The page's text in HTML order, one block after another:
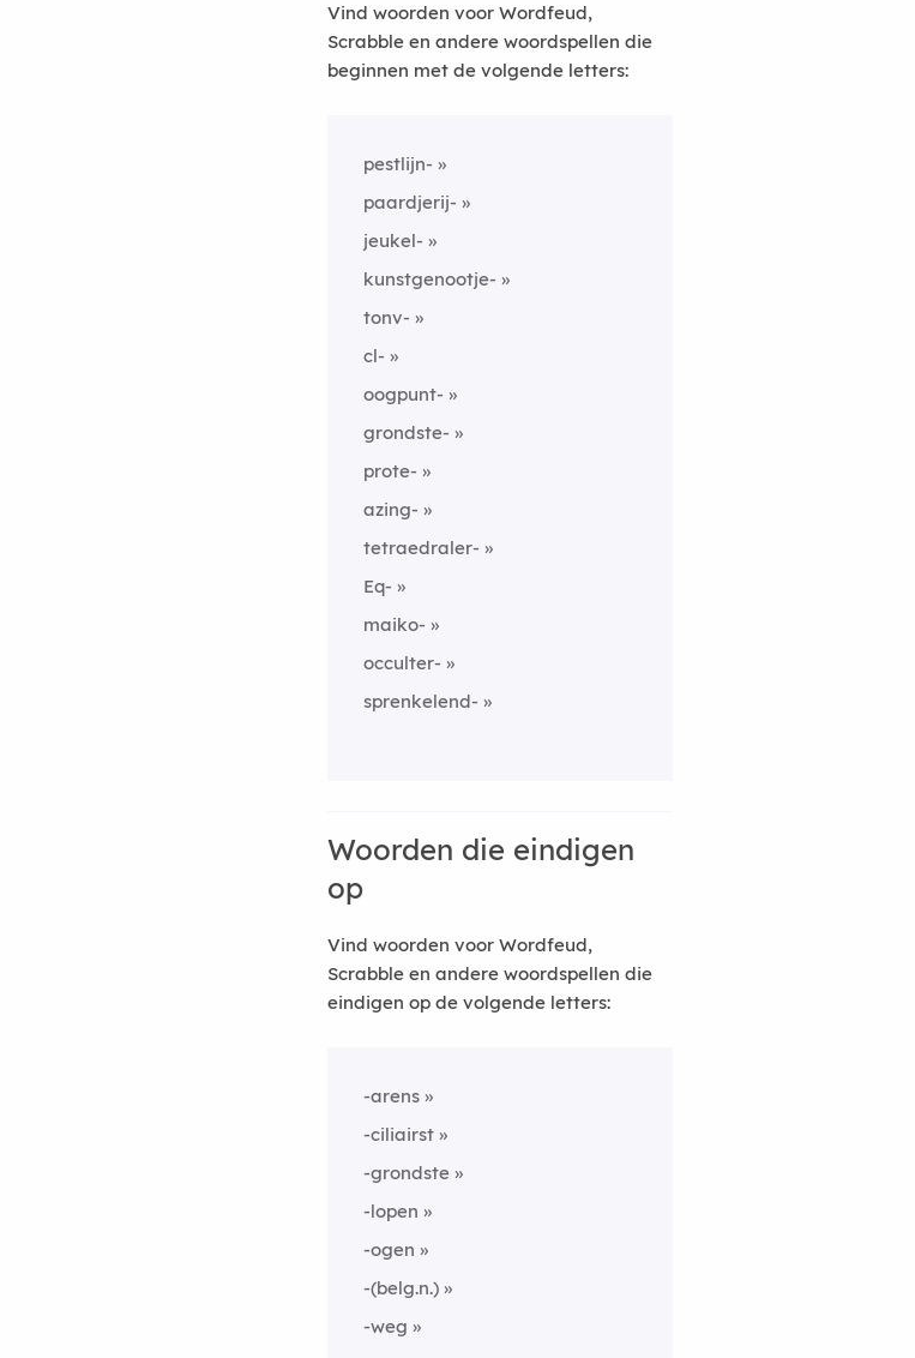
Vind woorden voor Wordfeud,
Scrabble en andere woordspellen die
beginnen met de volgende letters:
pestlijn-
paardjerij-
jeukel-
kunstgenootje-
tonv-
cl-
oogpunt-
grondste-
prote-
azing-
tetraedraler-
Eq-
maiko-
occulter-
sprenkelend-
Woorden die eindigen
op
Vind woorden voor Wordfeud,
Scrabble en andere woordspellen die
eindigen op de volgende letters:
-arens
-ciliairst
-grondste
-lopen
-ogen
-(belg.n.)
-weg